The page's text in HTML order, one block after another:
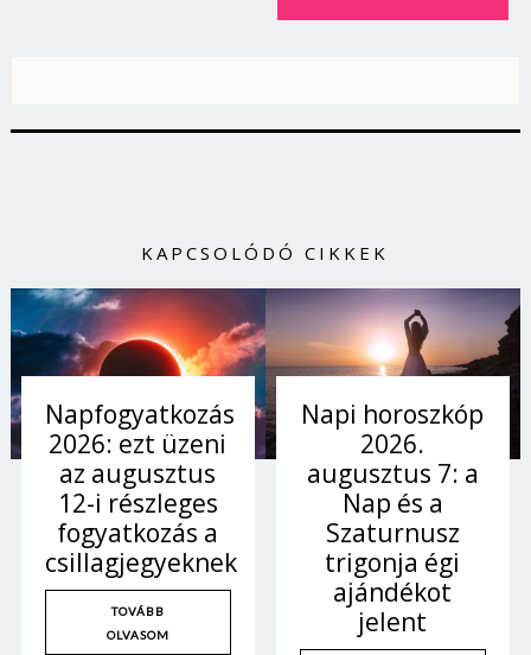
KAPCSOLÓDÓ CIKKEK
Napfogyatkozás
2026: ezt üzeni
az augusztus
12-i részleges
fogyatkozás a
csillagjegyeknek
TOVÁBB
OLVASOM
Napi horoszkóp
2026.
augusztus 7: a
Nap és a
Szaturnusz
trigonja égi
ajándékot
jelent